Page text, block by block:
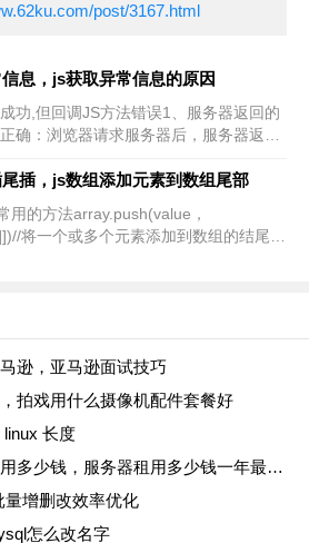
post/3167.html
息，js获取异常信息的原因
功,但回调JS方法错误1、服务器返回的
确：浏览器请求服务器后，服务器返回
例如
插，js数组添加元素到数组尾部
用的方法array.push(value，
将一个或多个元素添加到数组的结尾，
逊，亚马逊面试技巧
拍戏用什么摄像机配件套餐好
长度
便宜的海外服务器租用多少钱，服务器租用多少钱一年最便宜
量增删改效率优化
怎么改名字